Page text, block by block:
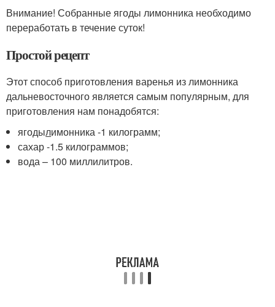
Внимание! Собранные ягоды лимонника необходимо
переработать в течение суток!
Простой рецепт
Этот способ приготовления варенья из лимонника
дальневосточного является самым популярным, для
приготовления нам понадобятся:
ягодылимонника -1 килограмм;
сахар -1.5 килограммов;
вода – 100 миллилитров.